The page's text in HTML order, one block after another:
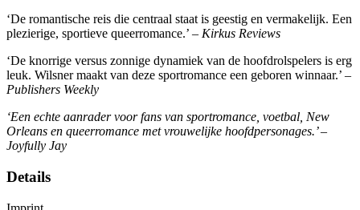
‘De romantische reis die centraal staat is geestig en vermakelijk. Een
plezierige, sportieve queerromance.’ – Kirkus Reviews
‘De knorrige versus zonnige dynamiek van de hoofdrolspelers is erg
leuk. Wilsner maakt van deze sportromance een geboren winnaar.’ –
Publishers Weekly
‘Een echte aanrader voor fans van sportromance, voetbal, New
Orleans en queerromance met vrouwelijke hoofdpersonages.’–
Joyfully Jay
Details